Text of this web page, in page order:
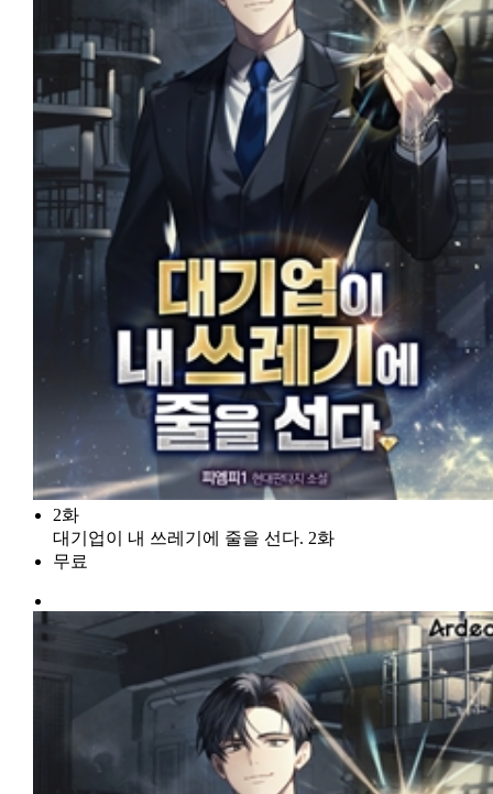
2화
대기업이 내 쓰레기에 줄을 선다. 2화
무료